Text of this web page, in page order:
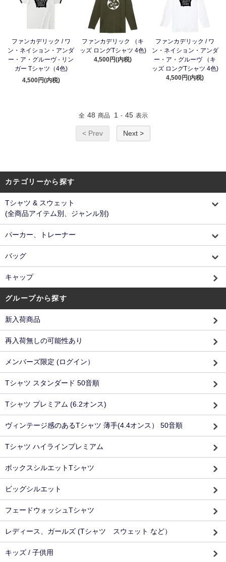
ファンカデリック / ワ
ン・ネイション・アンダ
ー・ア・グルーヴ - リン
ガー Tシャツ（4色)
4,500円(内税)
ファンカデリック （キ
ッズ ロングTシャツ 4色)
4,500円(内税)
ファンカデリック / ワ
ン・ネイション・アンダ
ー・ア・グルーヴ （キ
ッズ ロングTシャツ 4色)
4,500円(内税)
全 48 商品 1 - 45 表示
< Prev Next >
カテゴリーから探す
Tシャツ & スウェット
(全商品アイテム別、ジャンル別)
パーカー、トレーナー
バッグ
キャップ
グループから探す
新入荷商品
再入荷無しの可能性あり
メンバーズ限定 (ログイン）
Tシャツ スタンダード 50音順
Tシャツ プレミアム (6.2オンス)
ヴィンテージ感のあるTシャツ 薄手(4.4オンス） 50音順
Tシャツ ハイラインプレミアム
ボックスシルエットTシャツ
ビッグシルエット
フェードウォッシュTシャツ
レディース、ガールズ (Tシャツ スウェット など）
キッズ / 子供用